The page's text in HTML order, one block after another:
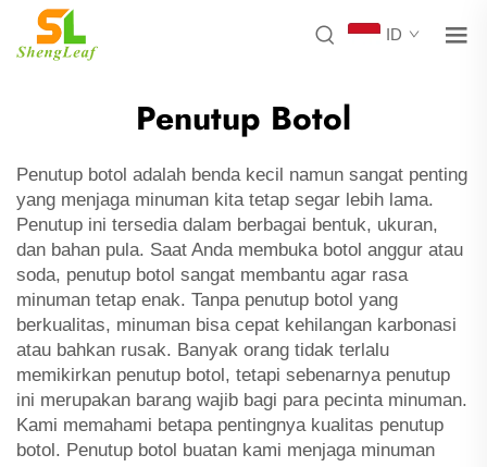
ID
Penutup Botol
Penutup botol adalah benda kecil namun sangat penting
yang menjaga minuman kita tetap segar lebih lama.
Penutup ini tersedia dalam berbagai bentuk, ukuran,
dan bahan pula. Saat Anda membuka botol anggur atau
soda, penutup botol sangat membantu agar rasa
minuman tetap enak. Tanpa penutup botol yang
berkualitas, minuman bisa cepat kehilangan karbonasi
atau bahkan rusak. Banyak orang tidak terlalu
memikirkan penutup botol, tetapi sebenarnya penutup
ini merupakan barang wajib bagi para pecinta minuman.
Kami memahami betapa pentingnya kualitas penutup
botol. Penutup botol buatan kami menjaga minuman